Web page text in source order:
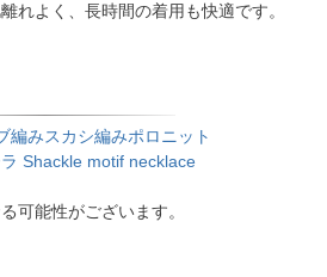
れよく、長時間の着用も快適です。
みスカシ編みポロニット
Shackle motif necklace
可能性がございます。